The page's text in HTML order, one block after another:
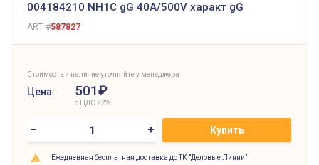
004184210 NH1C gG 40A/500V характ gG
ART #587827
Стоимость и наличие уточняйте у менеджера
Цена: 501₽
с НДС 22%
– + Купить
Ежедневная бесплатная доставка до ТК "Деловые Линии"